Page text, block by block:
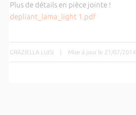
Plus de détails en pièce jointe !
depliant_lama_light 1.pdf
GRAZIELLA LUISI | Mise à jour le 21/07/2014